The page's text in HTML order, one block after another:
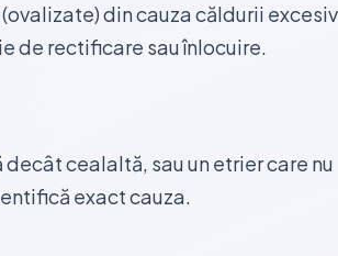
din cauza căldurii
de rectificare sau înlocuire.
cealaltă, sau un etrier care nu
exact cauza.